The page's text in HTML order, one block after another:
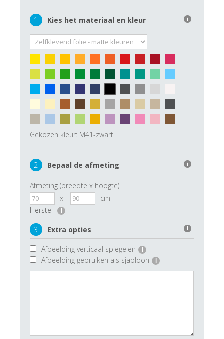
1 Kies het materiaal en kleur i
Gekozen kleur: M41-zwart
2 Bepaal de afmeting i
Afmeting (breedte x hoogte)
x
cm
Herstel
i
3 Extra opties i
Afbeelding verticaal spiegelen i
Afbeelding gebruiken als sjabloon i